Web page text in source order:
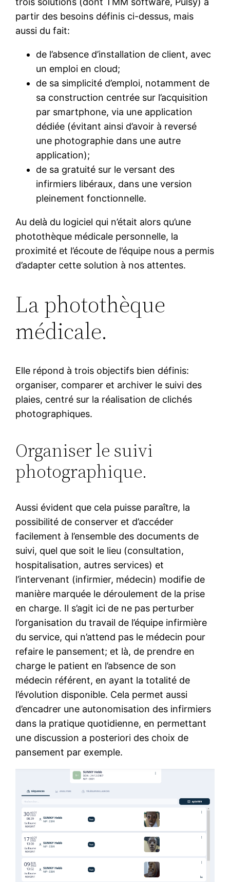
partir des besoins définis ci-dessus, mais
aussi du fait:
de l’absence d’installation de client, avec
un emploi en cloud;
de sa simplicité d’emploi, notamment de
sa construction centrée sur l’acquisition
par smartphone, via une application
dédiée (évitant ainsi d’avoir à reversé
une photographie dans une autre
application);
de sa gratuité sur le versant des
infirmiers libéraux, dans une version
pleinement fonctionnelle.
Au delà du logiciel qui n’était alors qu’une
photothèque médicale personnelle, la
proximité et l’écoute de l’équipe nous a permis
d’adapter cette solution à nos attentes.
La photothèque
médicale.
Elle répond à trois objectifs bien définis:
organiser, comparer et archiver le suivi des
plaies, centré sur la réalisation de clichés
photographiques.
Organiser le suivi
photographique.
Aussi évident que cela puisse paraître, la
possibilité de conserver et d’accéder
facilement à l’ensemble des documents de
suivi, quel que soit le lieu (consultation,
hospitalisation, autres services) et
l’intervenant (infirmier, médecin) modifie de
manière marquée le déroulement de la prise
en charge. Il s’agit ici de ne pas perturber
l’organisation du travail de l’équipe infirmière
du service, qui n’attend pas le médecin pour
refaire le pansement; et là, de prendre en
charge le patient en l’absence de son
médecin référent, en ayant la totalité de
l’évolution disponible. Cela permet aussi
d’encadrer une autonomisation des infirmiers
dans la pratique quotidienne, en permettant
une discussion a posteriori des choix de
pansement par exemple.